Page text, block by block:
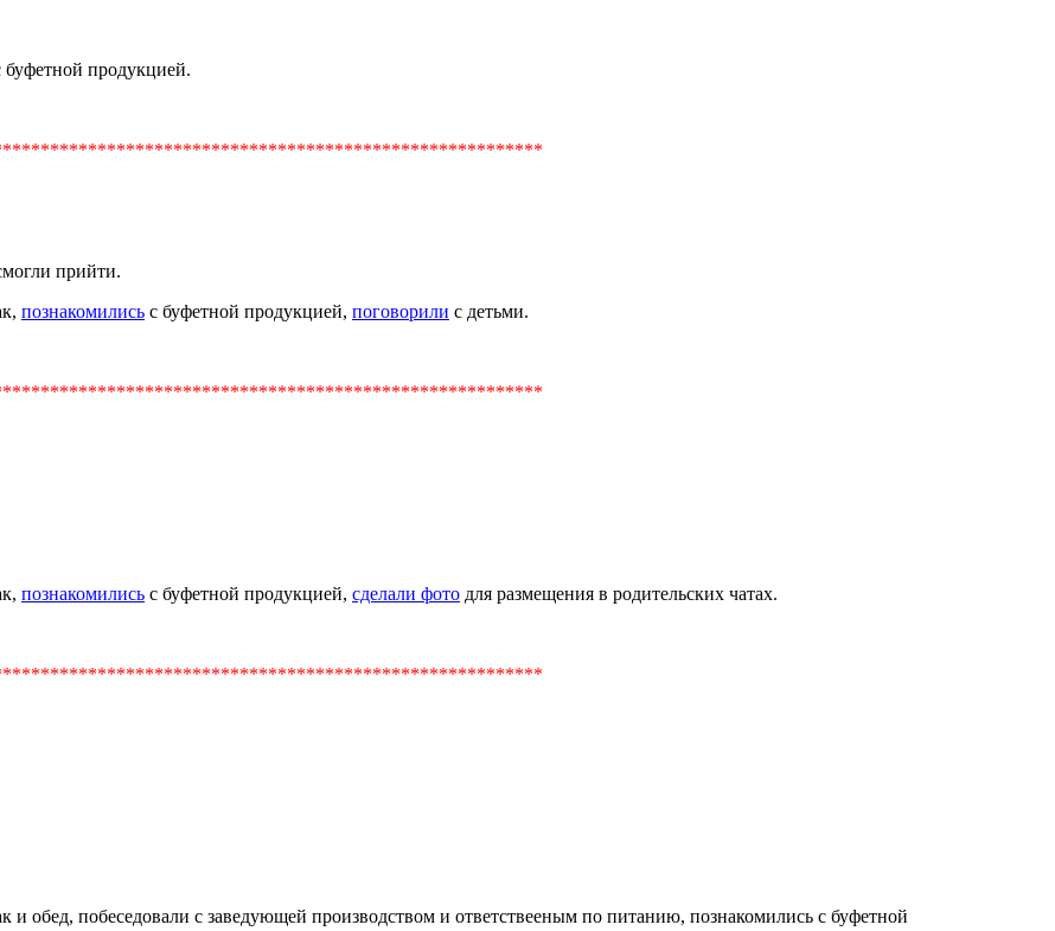
буфетной продукцией.
прийти.
познакомились с буфетной продукцией, поговорили с детьми.
познакомились с буфетной продукцией, сделали фото для размещения в родительских чатах.
и обед, побеседовали с заведующей производством и ответствееным по питанию, познакомились с буфетной